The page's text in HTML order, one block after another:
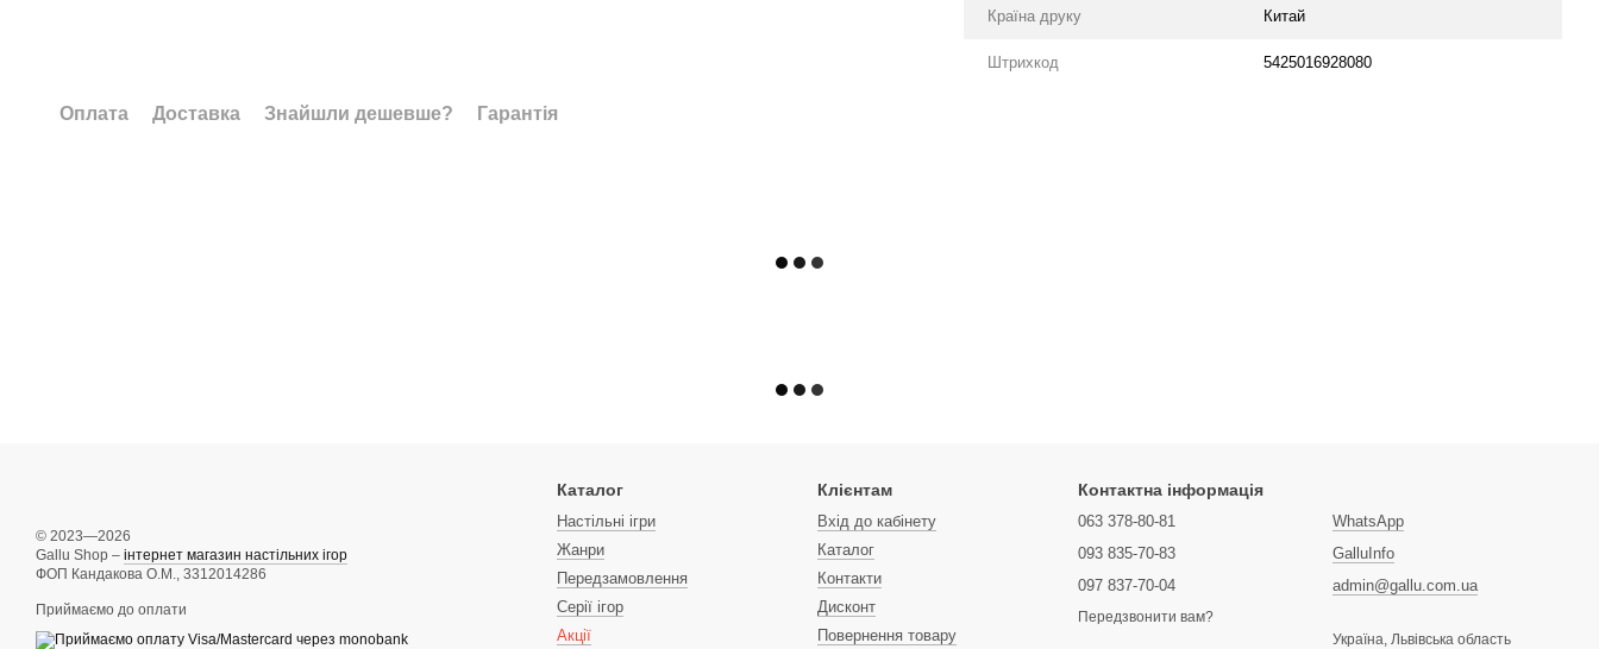
Країна друку Китай
Штрихкод 5425016928080
Оплата Доставка Знайшли дешевше? Гарантія
© 2023—2026
Gallu Shop – інтернет магазин настільних ігор
ФОП Кандакова О.М., 3312014286
Приймаємо до оплати
Каталог
Настільні ігри
Жанри
Передзамовлення
Серії ігор
Акції
Клієнтам
Вхід до кабінету
Каталог
Контакти
Дисконт
Повернення товару
Контактна інформація
063 378-80-81
093 835-70-83
097 837-70-04
Передзвонити вам?
WhatsApp
GalluInfo
admin@gallu.com.ua
Україна, Львівська область